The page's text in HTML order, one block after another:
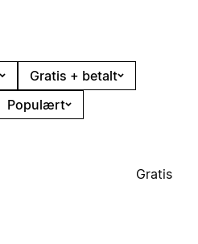
Gratis + betalt
Populært
Gratis